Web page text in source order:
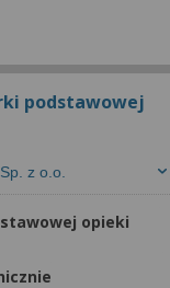
podstawowej
z o.o.
opieki